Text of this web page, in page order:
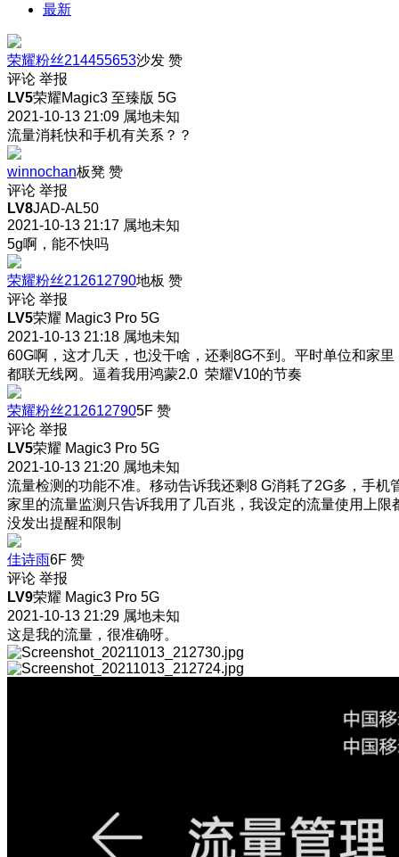
最新
荣耀粉丝214455653沙发 赞
评论 举报
LV5荣耀Magic3 至臻版 5G
2021-10-13 21:09 属地未知
流量消耗快和手机有关系？？
winnochan板凳 赞
评论 举报
LV8JAD-AL50
2021-10-13 21:17 属地未知
5g啊，能不快吗
荣耀粉丝212612790地板 赞
评论 举报
LV5荣耀 Magic3 Pro 5G
2021-10-13 21:18 属地未知
60G啊，这才几天，也没干啥，还剩8G不到。平时单位和家里
都联无线网。逼着我用鸿蒙2.0 荣耀V10的节奏
荣耀粉丝2126127905F 赞
评论 举报
LV5荣耀 Magic3 Pro 5G
2021-10-13 21:20 属地未知
流量检测的功能不准。移动告诉我还剩8 G消耗了2G多，手机
家里的流量监测只告诉我用了几百兆，我设定的流量使用上限
没发出提醒和限制
佳诗雨6F 赞
评论 举报
LV9荣耀 Magic3 Pro 5G
2021-10-13 21:29 属地未知
这是我的流量，很准确呀。